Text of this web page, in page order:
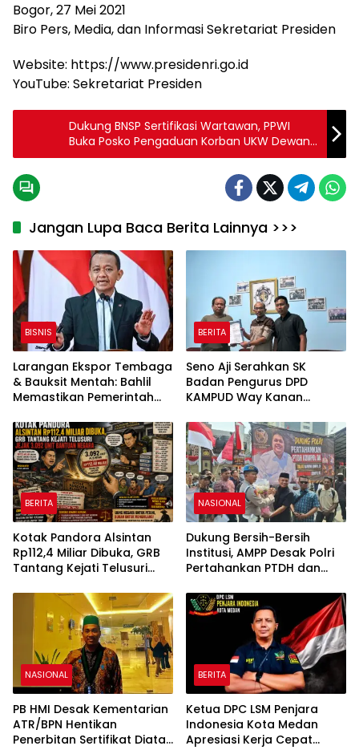
Bogor, 27 Mei 2021
Biro Pers, Media, dan Informasi Sekretariat Presiden
Website: https://www.presidenri.go.id
YouTube: Sekretariat Presiden
Dukung BNSP Sertifikasi Wartawan, PPWI
Buka Posko Pengaduan Korban UKW Dewan
Pers
Jangan Lupa Baca Berita Lainnya >>>
BISNIS
Larangan Ekspor Tembaga
& Bauksit Mentah: Bahlil
Memastikan Pemerintah
BERITA
Seno Aji Serahkan SK
Badan Pengurus DPD
KAMPUD Way Kanan
BERITA
Kotak Pandora Alsintan
Rp112,4 Miliar Dibuka, GRB
Tantang Kejati Telusuri
Negara
NASIONAL
Dukung Bersih-Bersih
Institusi, AMPP Desak Polri
Pertahankan PTDH dan
NASIONAL
PB HMI Desak Kementarian
ATR/BPN Hentikan
Penerbitan Sertifikat Diatas
BERITA
Ketua DPC LSM Penjara
Indonesia Kota Medan
Apresiasi Kerja Cepat